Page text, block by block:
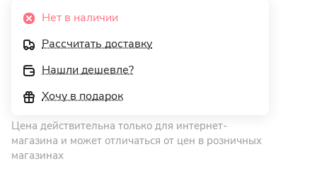
Нет в наличии
Рассчитать доставку
Нашли дешевле?
Хочу в подарок
Цена действительна только для интернет-
магазина и может отличаться от цен в розничных
магазинах